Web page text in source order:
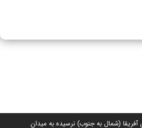
آفریقا (شمال به جنوب) نرسیده به میدان